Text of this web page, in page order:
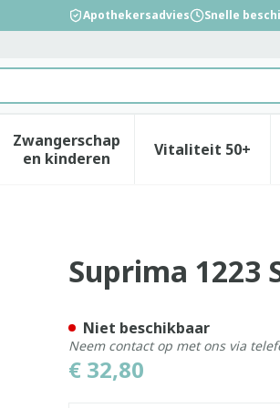
Apothekersadvies Snelle
verzorging en hygiëne categorie
voor Dieet, voeding en
Zwangerschap
en kinderenToon submenu voor
Vitaliteit 50+
Toon
Wit T54
Suprima 1223
€ 32,80
Niet beschikbaar
Neem contact op met ons via